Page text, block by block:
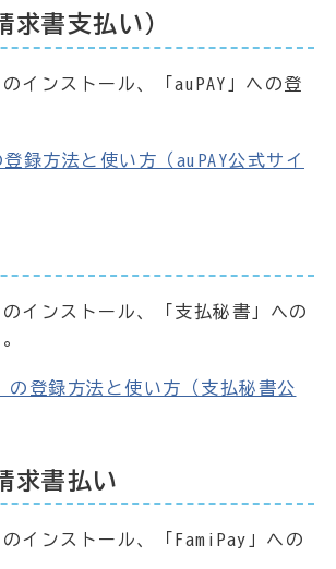
求書支払い）
インストール、「auPAY」への登
登録方法と使い方（auPAY公式サイ
インストール、「支払秘書」への
の登録方法と使い方（支払秘書公
求書払い
インストール、「FamiPay」への